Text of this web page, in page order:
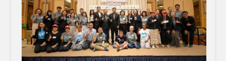
โอกาสพิเศษสำหรับผู้ประกอบการร้านกาแฟ
แมคโดนัลด์ ประเทศไทย เดินหน้าลงทุนระยะ
แมคโดนัลด์ จับมือ อเมซ ซูเปอร์แอปส่งดีล
แมคโดนัลด์ ชวนฉลองวันเกิดสุดคุ้มกว่าใคร!
ใหม่! แมคโดนัลด์ เปิดตัว ‘JAPANESE